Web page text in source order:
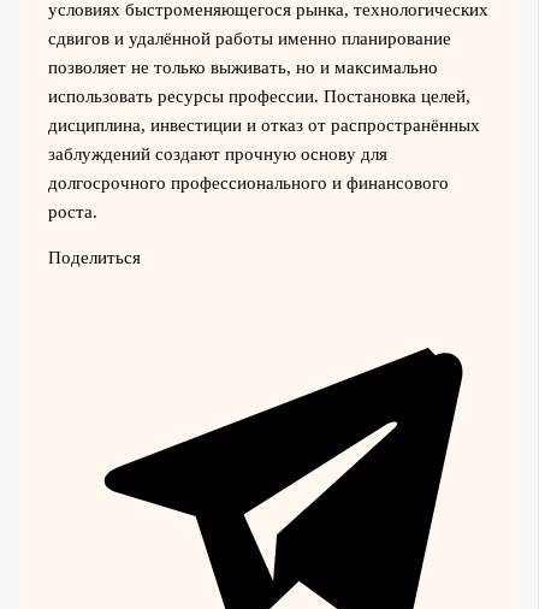
условиях быстроменяющегося рынка, технологических
сдвигов и удалённой работы именно планирование
позволяет не только выживать, но и максимально
использовать ресурсы профессии. Постановка целей,
дисциплина, инвестиции и отказ от распространённых
заблуждений создают прочную основу для
долгосрочного профессионального и финансового
роста.
Поделиться